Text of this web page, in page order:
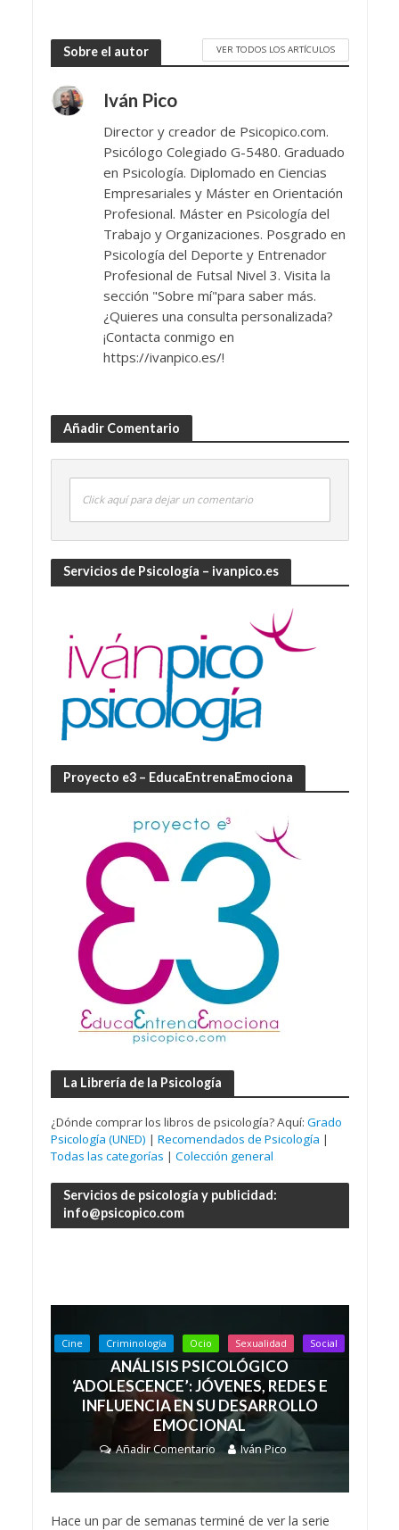
Sobre el autor VER TODOS LOS ARTÍCULOS
Iván Pico
Director y creador de Psicopico.com.
Psicólogo Colegiado G-5480. Graduado
en Psicología. Diplomado en Ciencias
Empresariales y Máster en Orientación
Profesional. Máster en Psicología del
Trabajo y Organizaciones. Posgrado en
Psicología del Deporte y Entrenador
Profesional de Futsal Nivel 3. Visita la
sección "Sobre mí"para saber más.
¿Quieres una consulta personalizada?
¡Contacta conmigo en
https://ivanpico.es/!
Añadir Comentario
Click aquí para dejar un comentario
Servicios de Psicología – ivanpico.es
Proyecto e3 – EducaEntrenaEmociona
La Librería de la Psicología
¿Dónde comprar los libros de psicología? Aquí: Grado
Psicología (UNED) | Recomendados de Psicología |
Todas las categorías | Colección general
Servicios de psicología y publicidad:
info@psicopico.com
Cine Criminología Ocio Sexualidad Social
ANÁLISIS PSICOLÓGICO
‘ADOLESCENCE’: JÓVENES, REDES E
INFLUENCIA EN SU DESARROLLO
EMOCIONAL
Añadir Comentario Iván Pico
Hace un par de semanas terminé de ver la serie